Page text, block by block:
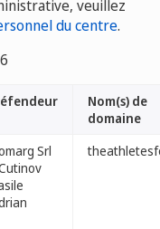
veuillez
du centre.
Nom(s) de
domaine
Srl